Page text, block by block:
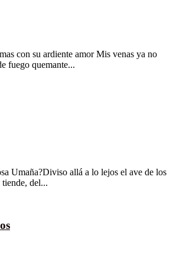
con su ardiente amor Mis venas ya no
fuego quemante...
Umaña?Diviso allá a lo lejos el ave de los
del...